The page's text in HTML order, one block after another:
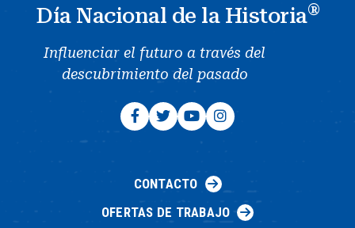
Día Nacional de la Historia®
Influenciar el futuro a través del
descubrimiento del pasado
CONTACTO
OFERTAS DE TRABAJO